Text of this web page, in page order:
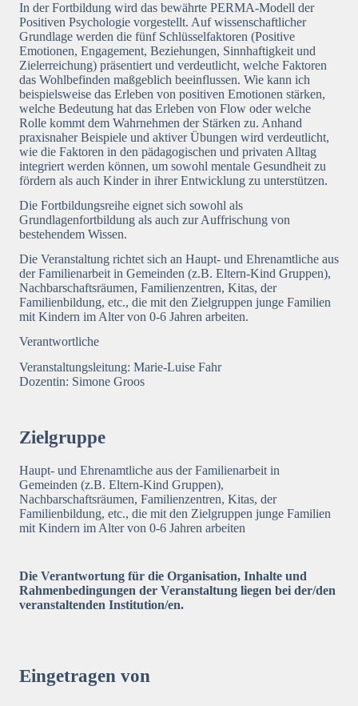
In der Fortbildung wird das bewährte PERMA-Modell der
Positiven Psychologie vorgestellt. Auf wissenschaftlicher
Grundlage werden die fünf Schlüsselfaktoren (Positive
Emotionen, Engagement, Beziehungen, Sinnhaftigkeit und
Zielerreichung) präsentiert und verdeutlicht, welche Faktoren
das Wohlbefinden maßgeblich beeinflussen. Wie kann ich
beispielsweise das Erleben von positiven Emotionen stärken,
welche Bedeutung hat das Erleben von Flow oder welche
Rolle kommt dem Wahrnehmen der Stärken zu. Anhand
praxisnaher Beispiele und aktiver Übungen wird verdeutlicht,
wie die Faktoren in den pädagogischen und privaten Alltag
integriert werden können, um sowohl mentale Gesundheit zu
fördern als auch Kinder in ihrer Entwicklung zu unterstützen.
Die Fortbildungsreihe eignet sich sowohl als
Grundlagenfortbildung als auch zur Auffrischung von
bestehendem Wissen.
Die Veranstaltung richtet sich an Haupt- und Ehrenamtliche aus
der Familienarbeit in Gemeinden (z.B. Eltern-Kind Gruppen),
Nachbarschaftsräumen, Familienzentren, Kitas, der
Familienbildung, etc., die mit den Zielgruppen junge Familien
mit Kindern im Alter von 0-6 Jahren arbeiten.
Verantwortliche
Veranstaltungsleitung: Marie-Luise Fahr
Dozentin: Simone Groos
Zielgruppe
Haupt- und Ehrenamtliche aus der Familienarbeit in
Gemeinden (z.B. Eltern-Kind Gruppen),
Nachbarschaftsräumen, Familienzentren, Kitas, der
Familienbildung, etc., die mit den Zielgruppen junge Familien
mit Kindern im Alter von 0-6 Jahren arbeiten
Die Verantwortung für die Organisation, Inhalte und
Rahmenbedingungen der Veranstaltung liegen bei der/den
veranstaltenden Institution/en.
Eingetragen von